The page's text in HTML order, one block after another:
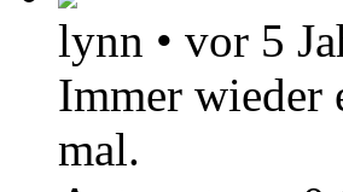
lynn • vor 5
Immer wieder
mal.